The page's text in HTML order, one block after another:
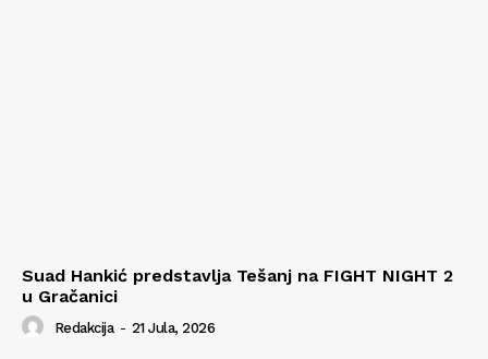
Suad Hankić predstavlja Tešanj na FIGHT NIGHT 2
u Gračanici
Redakcija - 21 Jula, 2026